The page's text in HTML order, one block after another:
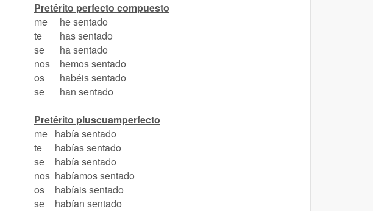
Pretérito perfecto compuesto
me
he sentado
te
has sentado
se
ha sentado
nos
hemos sentado
os
habéis sentado
se
han sentado
Pretérito pluscuamperfecto
me había sentado
te
habías sentado
se
había sentado
nos habíamos sentado
os
habíais sentado
se
habían sentado